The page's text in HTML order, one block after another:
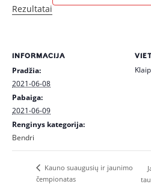
Rezultatai
INFORMACIJA
Pradžia:
2021-06-08
Pabaiga:
2021-06-09
Renginys kategorija:
Bendri
Kauno suaugusių ir jaunimo
čempionatas